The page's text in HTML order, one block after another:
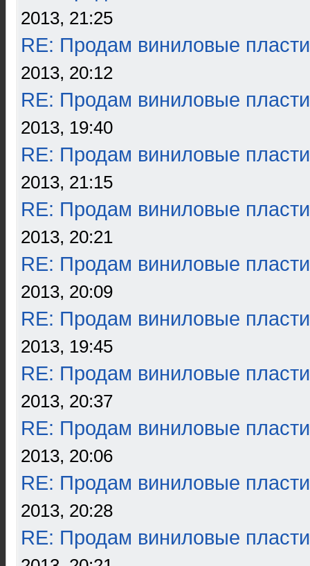
2013, 21:25
RE: Продам виниловые
2013, 20:12
RE: Продам виниловые
2013, 19:40
RE: Продам виниловые
2013, 21:15
RE: Продам виниловые
2013, 20:21
RE: Продам виниловые
2013, 20:09
RE: Продам виниловые
2013, 19:45
RE: Продам виниловые
2013, 20:37
RE: Продам виниловые
2013, 20:06
RE: Продам виниловые
2013, 20:28
RE: Продам виниловые